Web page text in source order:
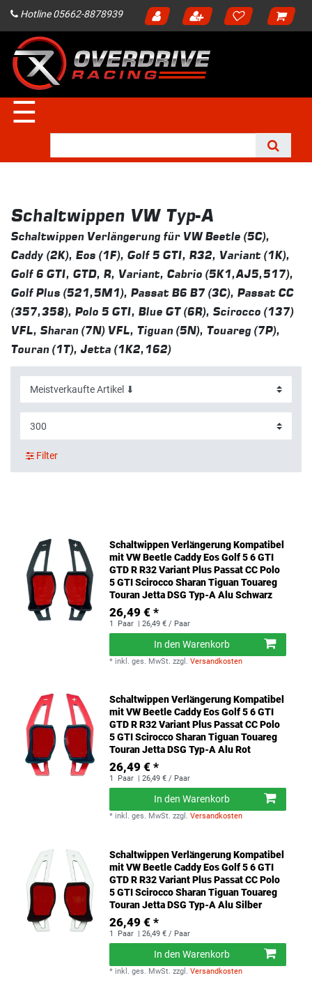
Hotline 05662-8878939
☰
Schaltwippen VW Typ-A
Schaltwippen Verlängerung für VW Beetle (5C),
Caddy (2K), Eos (1F), Golf 5 GTI, R32, Variant (1K),
Golf 6 GTI, GTD, R, Variant, Cabrio (5K1,AJ5,517),
Golf Plus (521,5M1), Passat B6 B7 (3C), Passat CC
(357,358), Polo 5 GTI, Blue GT (6R), Scirocco (137)
VFL, Sharan (7N) VFL, Tiguan (5N), Touareg (7P),
Touran (1T), Jetta (1K2,162)
Filter
Schaltwippen Verlängerung Kompatibel
mit VW Beetle Caddy Eos Golf 5 6 GTI
GTD R R32 Variant Plus Passat CC Polo
5 GTI Scirocco Sharan Tiguan Touareg
Touran Jetta DSG Typ-A Alu Schwarz
26,49 € *
1 Paar | 26,49 € / Paar
In den Warenkorb
* inkl. ges. MwSt. zzgl.Versandkosten
Schaltwippen Verlängerung Kompatibel
mit VW Beetle Caddy Eos Golf 5 6 GTI
GTD R R32 Variant Plus Passat CC Polo
5 GTI Scirocco Sharan Tiguan Touareg
Touran Jetta DSG Typ-A Alu Rot
26,49 € *
1 Paar | 26,49 € / Paar
In den Warenkorb
* inkl. ges. MwSt. zzgl.Versandkosten
Schaltwippen Verlängerung Kompatibel
mit VW Beetle Caddy Eos Golf 5 6 GTI
GTD R R32 Variant Plus Passat CC Polo
5 GTI Scirocco Sharan Tiguan Touareg
Touran Jetta DSG Typ-A Alu Silber
26,49 € *
1 Paar | 26,49 € / Paar
In den Warenkorb
* inkl. ges. MwSt. zzgl.Versandkosten